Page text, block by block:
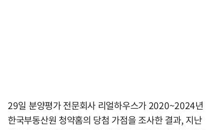
29일 분양평가 전문회사 리얼하우스가 2020~2024년
한국부동산원 청약홈의 당첨 가점을 조사한 결과, 지난